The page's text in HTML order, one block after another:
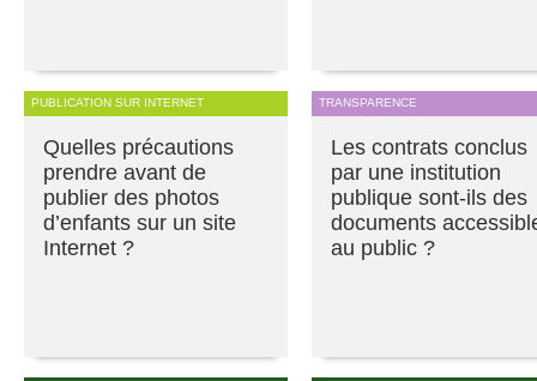
PUBLICATION SUR INTERNET
Quelles précautions
prendre avant de
publier des photos
d’enfants sur un site
Internet ?
TRANSPARENCE
Les contrats conclus
par une institution
publique sont-ils des
documents
au public ?